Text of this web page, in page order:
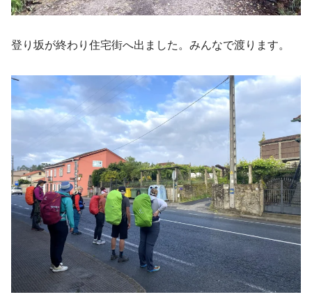
登り坂が終わり住宅街へ出ました。みんなで渡ります。